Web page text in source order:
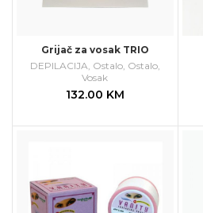
Grijač za vosak TRIO
DEPILACIJA, Ostalo, Ostalo,
Vosak
132.00 KM